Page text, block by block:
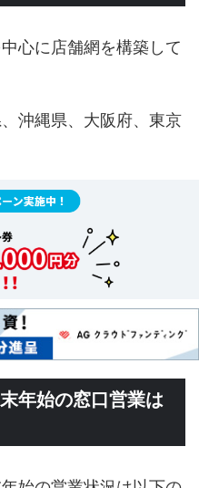
心に店舗網を構築して
沖縄県、大阪府、東京
年始の窓口営業は